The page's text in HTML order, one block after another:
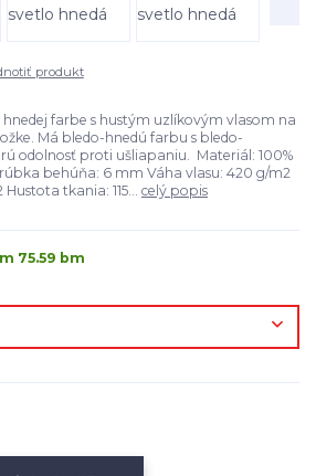
produkt
farbe s hustým uzlíkovým vlasom na
Má bledo-hnedú farbu s bledo-
odolnosť proti ušliapaniu. Materiál: 100%
behúňa: 6 mm Váha vlasu: 420 g/m2
tkania: 115... celý popis
75.59 bm